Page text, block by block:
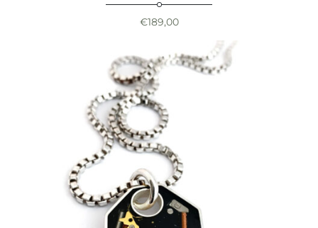
€189,00